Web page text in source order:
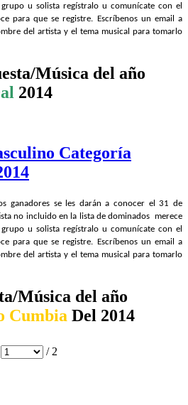
u solista regístralo u comunícate con el
para que se registre. Escríbenos un email a
del artista y el tema musical para tomarlo
Música del año
2014
Categoría
ganadores se les darán a conocer el 31 de
no incluido en la lista de dominados merece
u solista regístralo u comunícate con el
para que se registre. Escríbenos un email a
del artista y el tema musical para tomarlo
Música del año
Cumbia Del 2014
/ 2